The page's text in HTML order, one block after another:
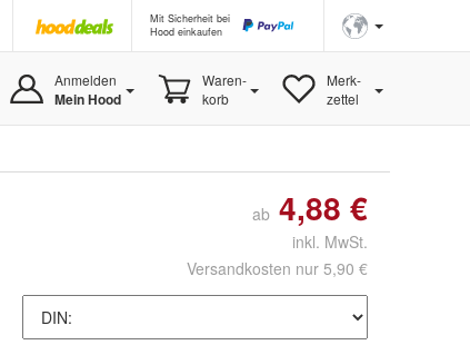
Mit Sicherheit bei
Hood einkaufen
Anmelden
Mein Hood
Waren-
korb
Merk-
zettel
ab 4,88 €
inkl. MwSt.
Versandkosten nur 5,90 €